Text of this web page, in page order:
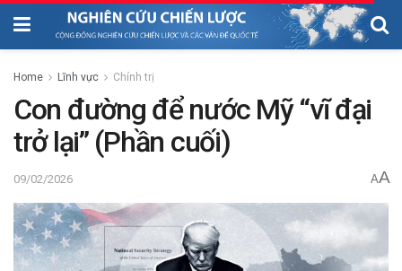
Home Lĩnh vực Chính trị
Con đường để nước Mỹ “vĩ đại
trở lại” (Phần cuối)
09/02/2026 AA